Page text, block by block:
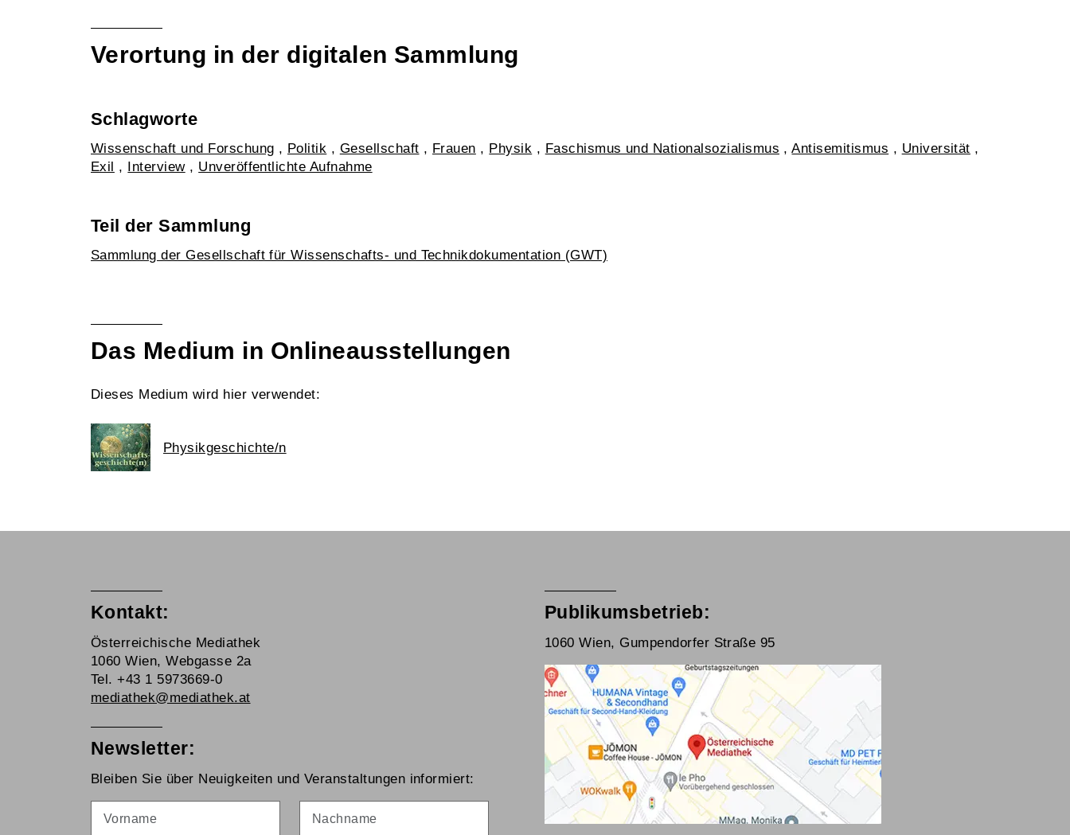
Verortung in der digitalen Sammlung
Schlagworte
Wissenschaft und Forschung , Politik , Gesellschaft , Frauen , Physik , Faschismus und Nationalsozialismus ,Antisemitismus , Universität ,
Exil , Interview, Unveröffentlichte Aufnahme
Teil der Sammlung
Sammlung der Gesellschaft für Wissenschafts- und Technikdokumentation (GWT)
Das Medium in Onlineausstellungen
Dieses Medium wird hier verwendet:
Physikgeschichte/n
Kontakt:
Österreichische Mediathek
1060 Wien, Webgasse 2a
Tel. +43 1 5973669-0
mediathek@mediathek.at
Newsletter:
Bleiben Sie über Neuigkeiten und Veranstaltungen informiert:
Publikumsbetrieb:
1060 Wien, Gumpendorfer Straße 95